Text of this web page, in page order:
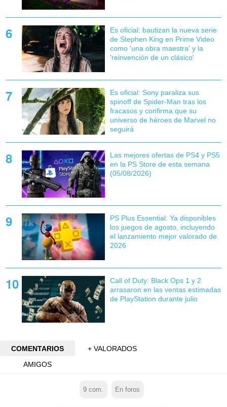
Es oficial: bautizan la nueva serie
de Stephen King en Prime Video
como 'una obra maestra' y la
'reinvención de un clásico'
Es oficial: Sony paraliza sus
spinoff de Spider-Man tras los
fracasos y confirma que su
universo de héroes de Marvel no
seguirá
Las mejores ofertas de PS4 y PS5
en la PS Store de esta semana
(05/08/2026)
PS Plus Essential: Ya disponibles
los juegos de agosto, incluyendo
el lanzamiento mejor valorado de
2026
Call of Duty: Black Ops 1 y 2
arrasaron en las ventas estimadas
de PlayStation durante julio
COMENTARIOS
+ VALORADOS
AMIGOS
9 com. En foros